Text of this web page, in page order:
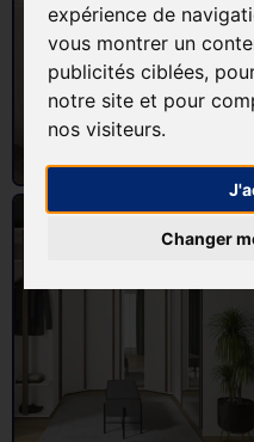
expérience de
vous montrer un
publicités ciblées,
notre site et pour
nos visiteurs.
Changer